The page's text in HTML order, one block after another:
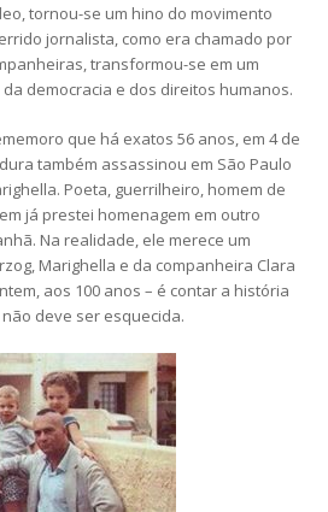
tornou-se um hino do movimento
jornalista, como era chamado por
transformou-se em um
democracia e dos direitos humanos.
que há exatos 56 anos, em 4 de
também assassinou em São Paulo
Poeta, guerrilheiro, homem de
já prestei homenagem em outro
Na realidade, ele merece um
Marighella e da companheira Clara
aos 100 anos – é contar a história
deve ser esquecida.